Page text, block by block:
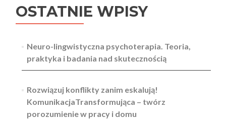
OSTATNIE WPISY
Neuro-lingwistyczna psychoterapia. Teoria,
praktyka i badania nad skutecznością
Rozwiązuj konflikty zanim eskalują!
KomunikacjaTransformująca – twórz
porozumienie w pracy i domu